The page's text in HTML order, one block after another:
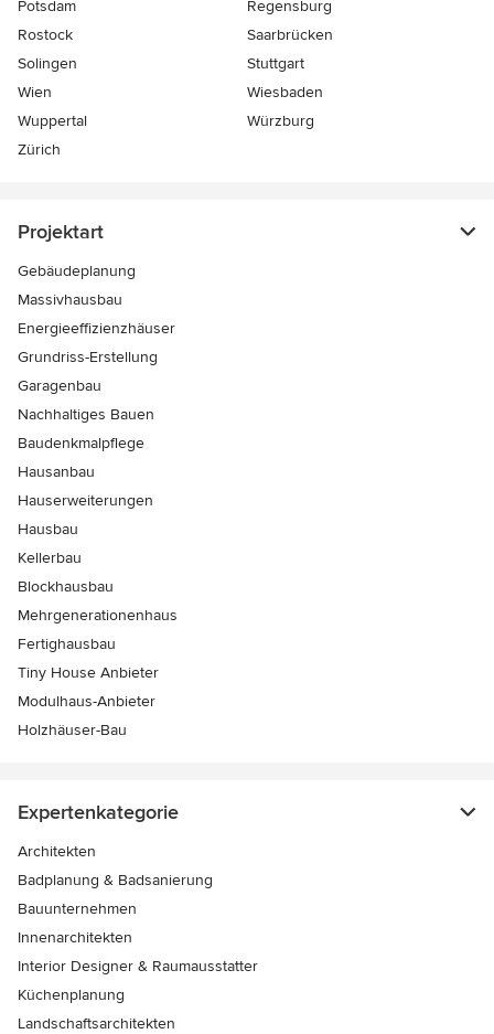
Potsdam
Regensburg
Rostock
Saarbrücken
Solingen
Stuttgart
Wien
Wiesbaden
Wuppertal
Würzburg
Zürich
Projektart
Gebäudeplanung
Massivhausbau
Energieeffizienzhäuser
Grundriss-Erstellung
Garagenbau
Nachhaltiges Bauen
Baudenkmalpflege
Hausanbau
Hauserweiterungen
Hausbau
Kellerbau
Blockhausbau
Mehrgenerationenhaus
Fertighausbau
Tiny House Anbieter
Modulhaus-Anbieter
Holzhäuser-Bau
Expertenkategorie
Architekten
Badplanung & Badsanierung
Bauunternehmen
Innenarchitekten
Interior Designer & Raumausstatter
Küchenplanung
Landschaftsarchitekten